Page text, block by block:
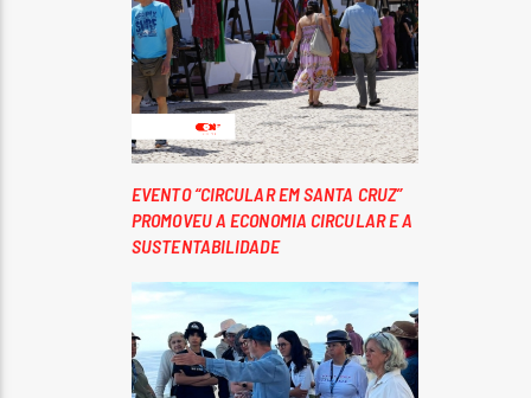
EVENTO “CIRCULAR EM SANTA CRUZ”
PROMOVEU A ECONOMIA CIRCULAR E A
SUSTENTABILIDADE